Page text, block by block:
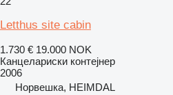
Letthus site cabin
1.730 € 19.000 NOK
Канцелариски контејнер
2006
Норвешка, HEIMDAL